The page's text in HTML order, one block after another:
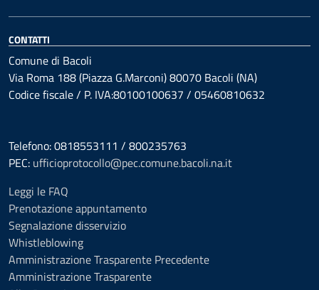
CONTATTI
Comune di Bacoli
Via Roma 188 (Piazza G.Marconi) 80070 Bacoli (NA)
Codice fiscale / P. IVA:80100100637 / 05460810632
Telefono: 0818553111 / 800235763
PEC: ufficioprotocollo@pec.comune.bacoli.na.it
Leggi le FAQ
Prenotazione appuntamento
Segnalazione disservizio
Whistleblowing
Amministrazione Trasparente Precedente
Amministrazione Trasparente